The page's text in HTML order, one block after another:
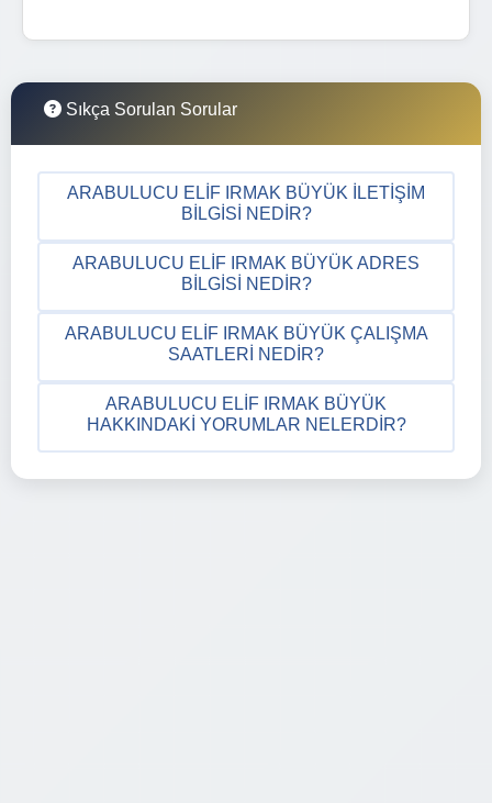
Sıkça Sorulan Sorular
ARABULUCU ELIF IRMAK BÜYÜK İLETIŞIM
BILGISI NEDIR?
ARABULUCU ELIF IRMAK BÜYÜK ADRES
BILGISI NEDIR?
ARABULUCU ELIF IRMAK BÜYÜK ÇALIŞMA
SAATLERI NEDIR?
ARABULUCU ELIF IRMAK BÜYÜK
HAKKINDAKI YORUMLAR NELERDIR?